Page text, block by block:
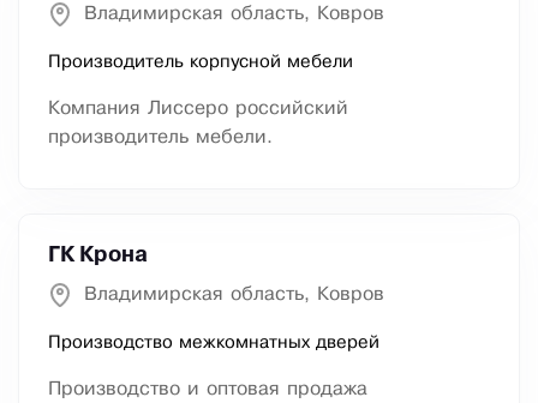
Владимирская область, Ковров
Производитель корпусной мебели
Компания Лиссеро российский
производитель мебели.
ГК Крона
Владимирская область, Ковров
Производство межкомнатных дверей
Производство и оптовая продажа